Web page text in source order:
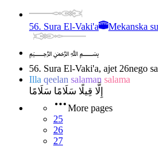
56. Sura El-Vaki'a Mekanska
﷽
56. Sura El-Vaki'a, ajet 26nego
Illa qeelan salaman salama
إِلَّا قِيلًا سَلَامًا سَلَامًا
More pages
25
26
27